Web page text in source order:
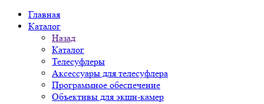
Главная
Каталог
Назад
Каталог
Телесуфлеры
Аксессуары для телесуфлера
Программное обеспечение
Объективы для экшн-камер